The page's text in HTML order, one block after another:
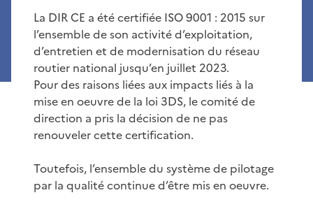
La DIR CE a été certifiée ISO 9001 : 2015 sur
l’ensemble de son activité d’exploitation,
d’entretien et de modernisation du réseau
routier national jusqu’en juillet 2023.
Pour des raisons liées aux impacts liés à la
mise en oeuvre de la loi 3DS, le comité de
direction a pris la décision de ne pas
renouveler cette certification.
Toutefois, l’ensemble du système de pilotage
par la qualité continue d’être mis en oeuvre.